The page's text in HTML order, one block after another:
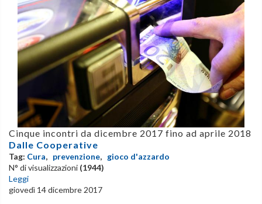
Cinque incontri da dicembre 2017 fino ad aprile 2018
Dalle Cooperative
Tag: Cura, prevenzione, gioco d'azzardo
N° di visualizzazioni (1944)
Leggi
giovedì 14 dicembre 2017